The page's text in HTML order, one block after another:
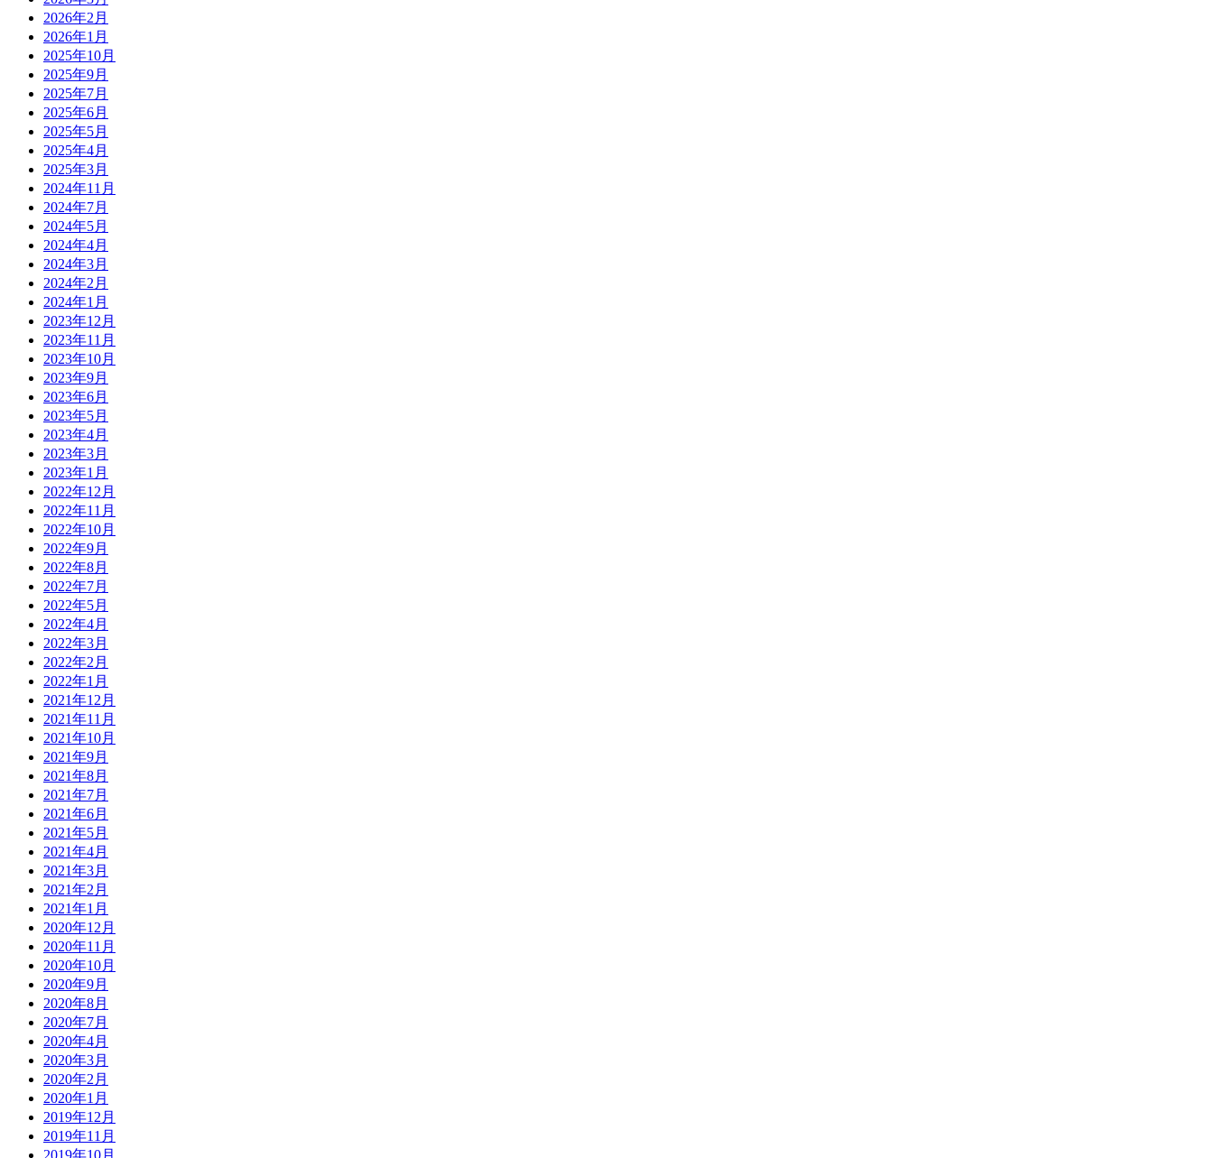
2026年2月
2026年1月
2025年10月
2025年9月
2025年7月
2025年6月
2025年5月
2025年4月
2025年3月
2024年11月
2024年7月
2024年5月
2024年4月
2024年3月
2024年2月
2024年1月
2023年12月
2023年11月
2023年10月
2023年9月
2023年6月
2023年5月
2023年4月
2023年3月
2023年1月
2022年12月
2022年11月
2022年10月
2022年9月
2022年8月
2022年7月
2022年5月
2022年4月
2022年3月
2022年2月
2022年1月
2021年12月
2021年11月
2021年10月
2021年9月
2021年8月
2021年7月
2021年6月
2021年5月
2021年4月
2021年3月
2021年2月
2021年1月
2020年12月
2020年11月
2020年10月
2020年9月
2020年8月
2020年7月
2020年4月
2020年3月
2020年2月
2020年1月
2019年12月
2019年11月
2019年10月